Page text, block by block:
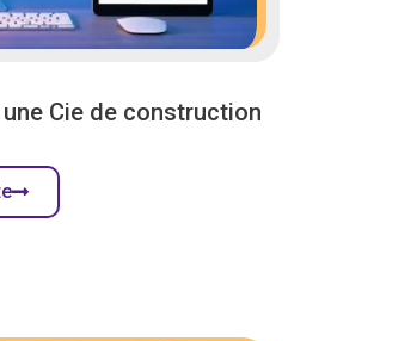
Cie de construction